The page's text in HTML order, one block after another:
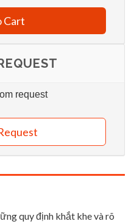
Cart
request
quy định khắt khe và rõ